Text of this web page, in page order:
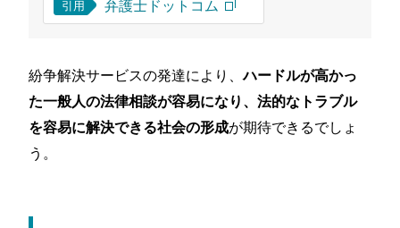
引用 弁護士ドットコム
紛争解決サービスの発達により、ハードルが高かっ
た一般人の法律相談が容易になり、法的なトラブル
を容易に解決できる社会の形成が期待できるでしょ
う。